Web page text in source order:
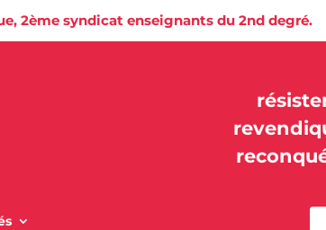
2ème syndicat enseignants du 2nd degré.